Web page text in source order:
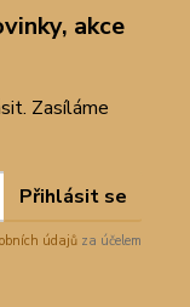
akce
Zasíláme
Přihlásit se
údajů za účelem